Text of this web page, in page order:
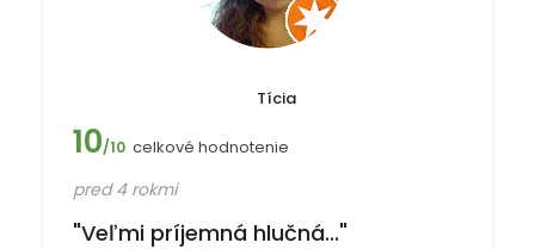
Tícia
10/10 celkové hodnotenie
pred 4 rokmi
"Veľmi príjemná hlučná..."